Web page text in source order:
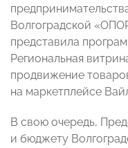
Волгоградской
представила
Региональная
продвижение
на маркетплейсе
В свою очередь,
и бюджету